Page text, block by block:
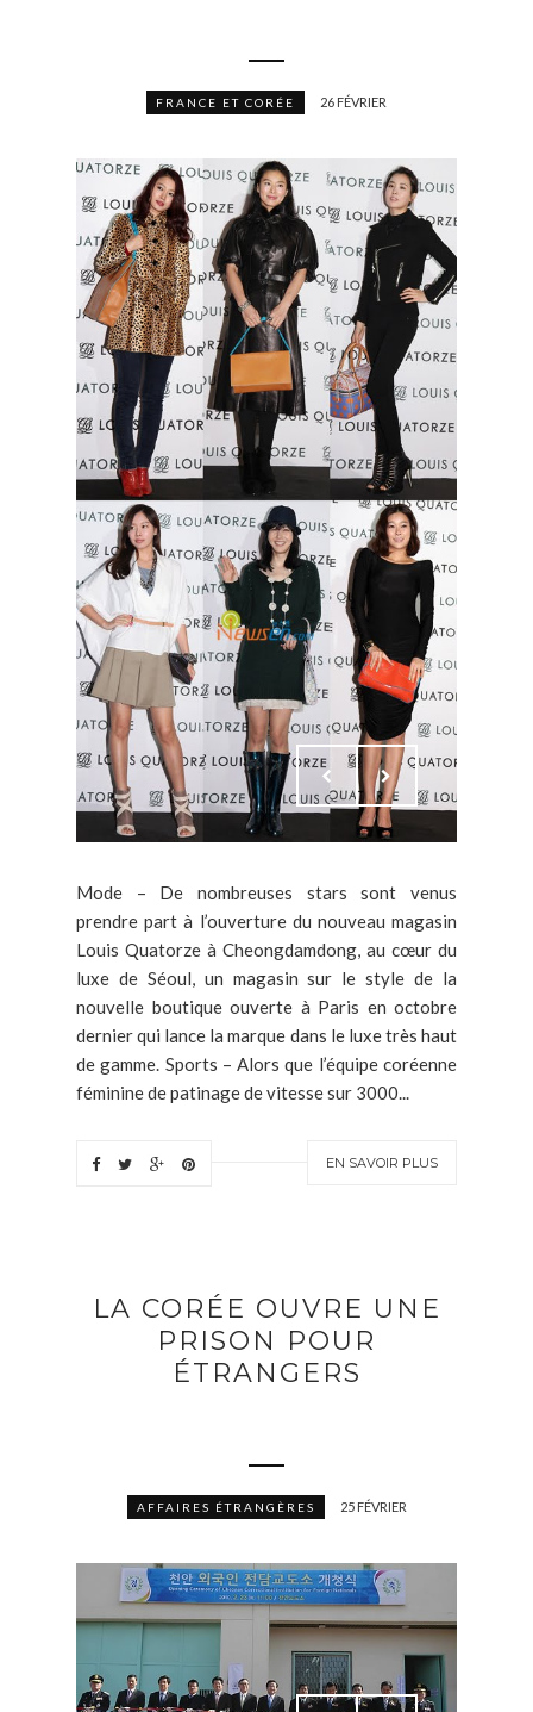
FRANCE ET CORÉE 26 FÉVRIER
Mode – De nombreuses stars sont venus
prendre part à l’ouverture du nouveau magasin
Louis Quatorze à Cheongdamdong, au cœur du
luxe de Séoul, un magasin sur le style de la
nouvelle boutique ouverte à Paris en octobre
dernier qui lance la marque dans le luxe très haut
de gamme. Sports – Alors que l’équipe coréenne
féminine de patinage de vitesse sur 3000...
EN SAVOIR PLUS
LA CORÉE OUVRE UNE
PRISON POUR
ÉTRANGERS
AFFAIRES ÉTRANGÈRES 25 FÉVRIER